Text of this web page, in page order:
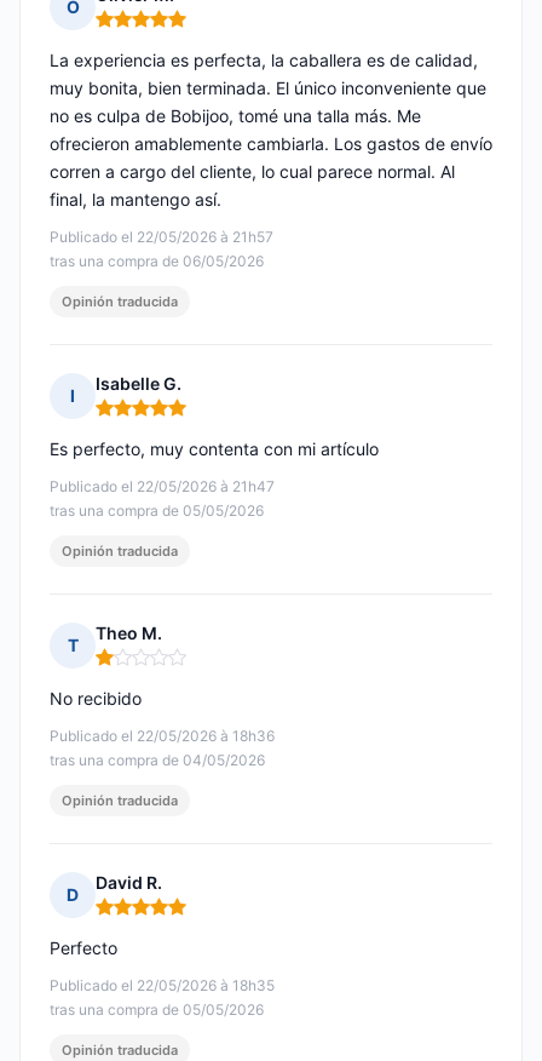
O
Nota: 5 de 5
Publicado el 22/05/2026 à 21h57
tras una compra de 06/05/2026
La experiencia es perfecta, la caballera es de calidad,
muy bonita, bien terminada. El único inconveniente que
no es culpa de Bobijoo, tomé una talla más. Me
ofrecieron amablemente cambiarla. Los gastos de envío
corren a cargo del cliente, lo cual parece normal. Al
final, la mantengo así.
Opinión traducida
I
Isabelle G.
Nota: 5 de 5
Publicado el 22/05/2026 à 21h47
tras una compra de 05/05/2026
Es perfecto, muy contenta con mi artículo
Opinión traducida
T
Theo M.
Nota: 1 de 5
Publicado el 22/05/2026 à 18h36
tras una compra de 04/05/2026
No recibido
Opinión traducida
D
David R.
Nota: 5 de 5
Publicado el 22/05/2026 à 18h35
tras una compra de 05/05/2026
Perfecto
Opinión traducida